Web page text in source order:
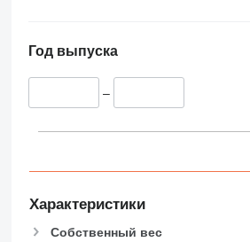
Год выпуска
–
Характеристики
Собственный вес